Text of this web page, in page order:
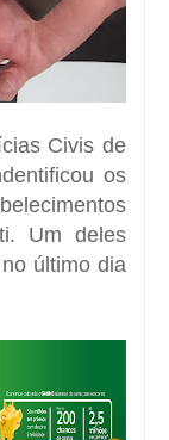
Civis de
os
Um deles
último dia